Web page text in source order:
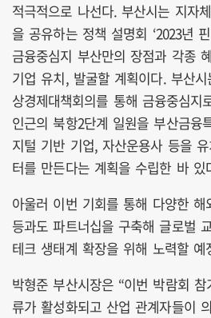
적극적으로 나선다. 부산시는 지자
을 공유하는 정책 설명회 ‘2023년
금융중심지 부산만의 장점과 각종
기업 유치, 발굴할 계획이다. 부산
상경제대책회의를 통해 금융중심지
인근의 북항2단계 일원을 부산금융
지털 기반 기업, 자산운용사 등을
터를 만든다는 계획을 수립한 바 있
아울러 이번 기회를 통해 다양한
등과도 파트너십을 구축해 글로벌
테크 생태계 확장을 위해 노력할 예
박형준 부산시장은 “이번 박람회
류가 활성화되고 산업 관계자들이